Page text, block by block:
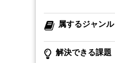
属するジャンル
解決できる課題